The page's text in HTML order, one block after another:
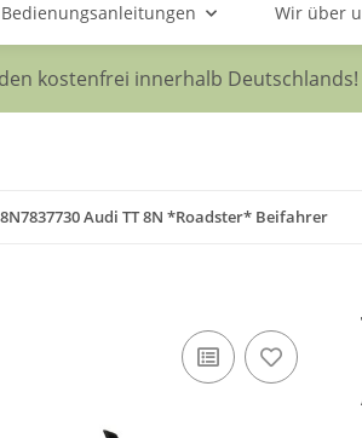
Wir über
kostenfrei innerhalb Deutschlands!
Audi TT 8N *Roadster* Beifahrer